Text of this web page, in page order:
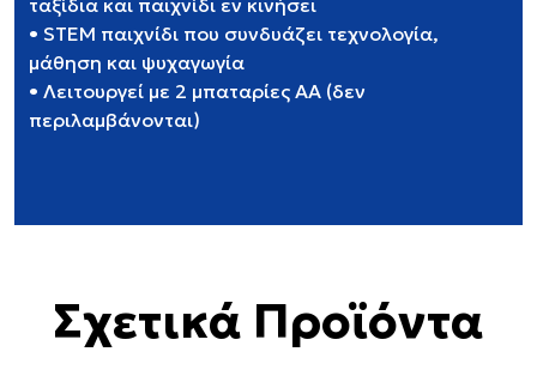
ταξίδια και παιχνίδι εν κινήσει
• STEM παιχνίδι που συνδυάζει τεχνολογία,
μάθηση και ψυχαγωγία
• Λειτουργεί με 2 μπαταρίες AA (δεν
περιλαμβάνονται)
Σχετικά Προϊόντα